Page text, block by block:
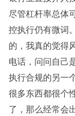
尽管杠杆率总体
控执行仍有微词
的，我真的觉得
电话，问问自己
执行合规的另一
很多东西都很个
了，那么经常会